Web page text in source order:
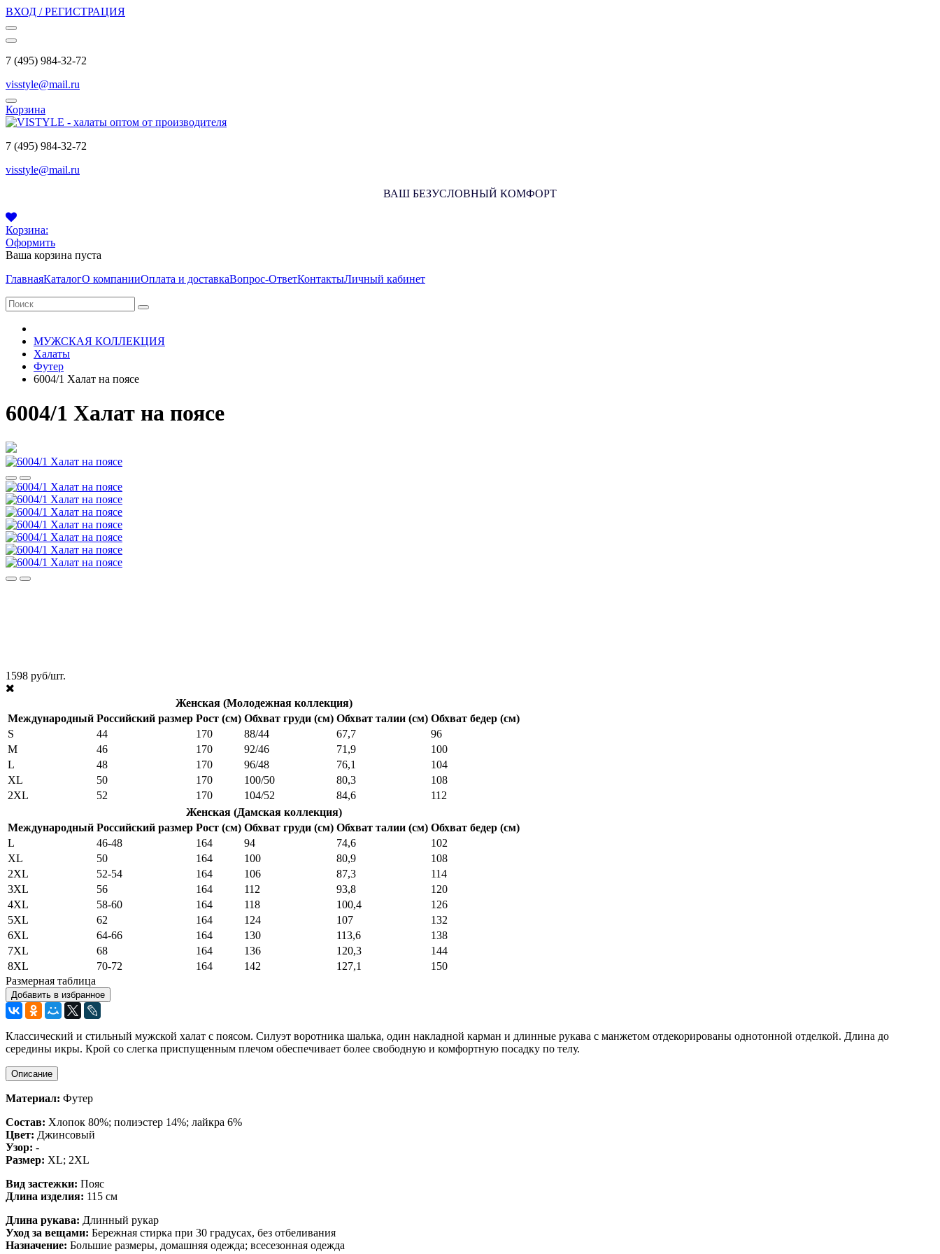
ВХОД / РЕГИСТРАЦИЯ
7 (495) 984-32-72
visstyle@mail.ru
Корзина
7 (495) 984-32-72
visstyle@mail.ru
ВАШ БЕЗУСЛОВНЫЙ КОМФОРТ
Корзина:
Оформить
Ваша корзина пуста
ГлавнаяКаталогО компанииОплата и доставкаВопрос-ОтветКонтактыЛичный кабинет
МУЖСКАЯ КОЛЛЕКЦИЯ
Халаты
Футер
6004/1 Халат на поясе
6004/1 Халат на поясе
1598 руб/шт.
Женская (Молодежная коллекция)
Международный Российский размер Рост (см) Обхват груди (см) Обхват талии (см) Обхват бедер (см)
S
44 170 88/44 67,7
96
M
46 170 92/46 71,9
100
L
48 170 96/48 76,1
104
XL
50 170 100/50 80,3
108
2XL
52 170 104/52 84,6
112
Женская (Дамская коллекция)
Международный Российский размер Рост (см) Обхват груди (см) Обхват талии (см) Обхват бедер (см)
L
46-48 164 94 74,6
102
XL
50 164 100 80,9
108
2XL
52-54 164 106 87,3
114
3XL
56 164 112 93,8
120
4XL
58-60 164 118 100,4
126
5XL
62 164 124 107
132
6XL
64-66 164 130 113,6
138
7XL
68 164 136 120,3
144
8XL
70-72 164 142 127,1
150
Размерная таблица
Добавить в избранное
Классический и стильный мужской халат с поясом. Силуэт воротника шалька, один накладной карман и длинные рукава с манжетом отдекорированы однотонной отделкой. Длина до
середины икры. Крой со слегка приспущенным плечом обеспечивает более свободную и комфортную посадку по телу.
Описание
Материал: Футер
Состав: Хлопок 80%; полиэстер 14%; лайкра 6%
Цвет: Джинсовый
Узор: -
Размер: XL; 2XL
Вид застежки: Пояс
Длина изделия: 115 см
Длина рукава: Длинный рукар
Уход за вещами: Бережная стирка при 30 градусах, без отбеливания
Назначение: Большие размеры, домашняя одежда; всесезонная одежда